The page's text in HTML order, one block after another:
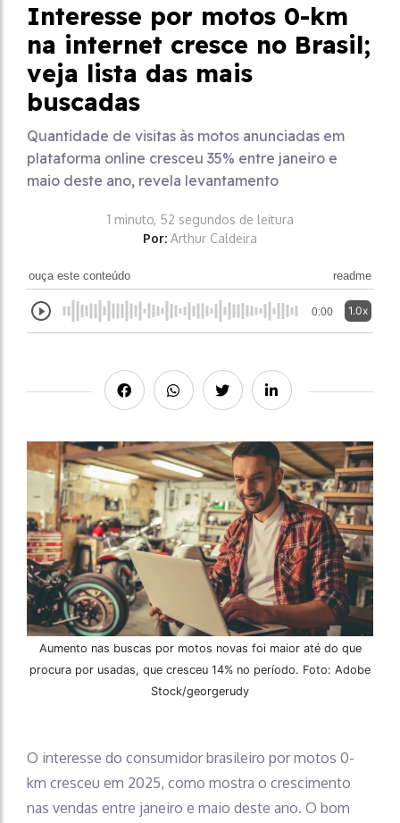
Interesse por motos 0-km
na internet cresce no Brasil;
veja lista das mais
buscadas
Quantidade de visitas às motos anunciadas em
plataforma online cresceu 35% entre janeiro e
maio deste ano, revela levantamento
1 minuto, 52 segundos de leitura
Por: Arthur Caldeira
ouça este conteúdo readme
0:00 1.0x
Aumento nas buscas por motos novas foi maior até do que
procura por usadas, que cresceu 14% no período. Foto: Adobe
Stock/georgerudy
O interesse do consumidor brasileiro por motos 0-
km cresceu em 2025, como mostra o crescimento
nas vendas entre janeiro e maio deste ano. O bom